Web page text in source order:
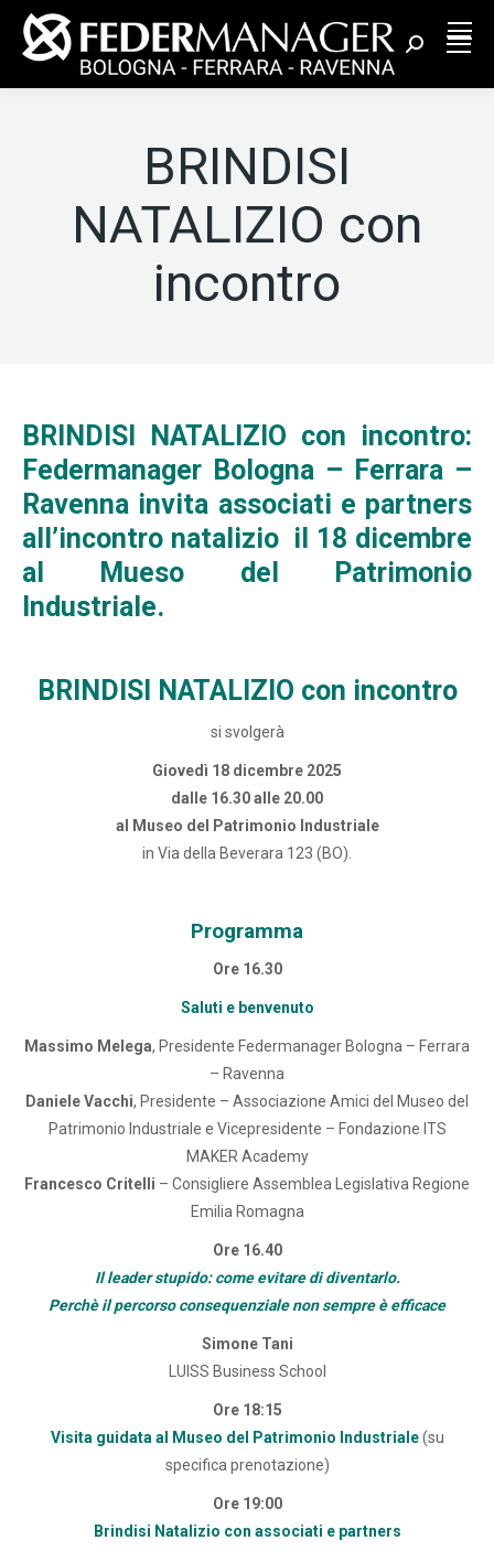
Cerca:
BRINDISI
NATALIZIO con
incontro
BRINDISI NATALIZIO con incontro:
Federmanager Bologna – Ferrara –
Ravenna invita associati e partners
all’incontro natalizio il 18 dicembre
al Mueso del Patrimonio
Industriale.
BRINDISI NATALIZIO con incontro
si svolgerà
Giovedì 18 dicembre 2025
dalle 16.30 alle 20.00
al Museo del Patrimonio Industriale
in Via della Beverara 123 (BO).
Programma
Ore 16.30
Saluti e benvenuto
Massimo Melega, Presidente Federmanager Bologna – Ferrara
– Ravenna
Daniele Vacchi, Presidente – Associazione Amici del Museo del
Patrimonio Industriale e Vicepresidente – Fondazione ITS
MAKER Academy
Francesco Critelli – Consigliere Assemblea Legislativa Regione
Emilia Romagna
Ore 16.40
Il leader stupido: come evitare di diventarlo.
Perchè il percorso consequenziale non sempre è efficace
Simone Tani
LUISS Business School
Ore 18:15
Visita guidata al Museo del Patrimonio Industriale(su
specifica prenotazione)
Ore 19:00
Brindisi Natalizio con associati e partners